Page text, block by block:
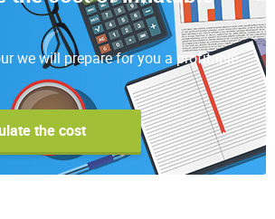
we will prepare for you a profitable
the cost